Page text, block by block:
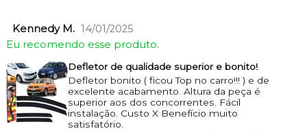
Kennedy M. 14/01/2025
Eu recomendo esse produto.
Defletor de qualidade superior e bonito!
Defletor bonito ( ficou Top no carro!!! ) e de
excelente acabamento. Altura da peça é
superior aos dos concorrentes. Fácil
instalação. Custo X Benefício muito
satisfatório.